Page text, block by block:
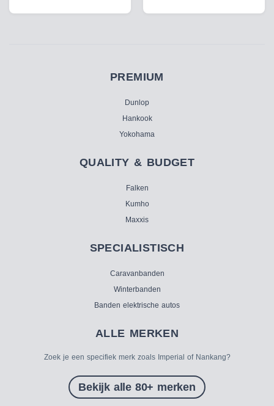
PREMIUM
Dunlop
Hankook
Yokohama
QUALITY & BUDGET
Falken
Kumho
Maxxis
SPECIALISTISCH
Caravanbanden
Winterbanden
Banden elektrische autos
ALLE MERKEN
Zoek je een specifiek merk zoals Imperial of Nankang?
Bekijk alle 80+ merken